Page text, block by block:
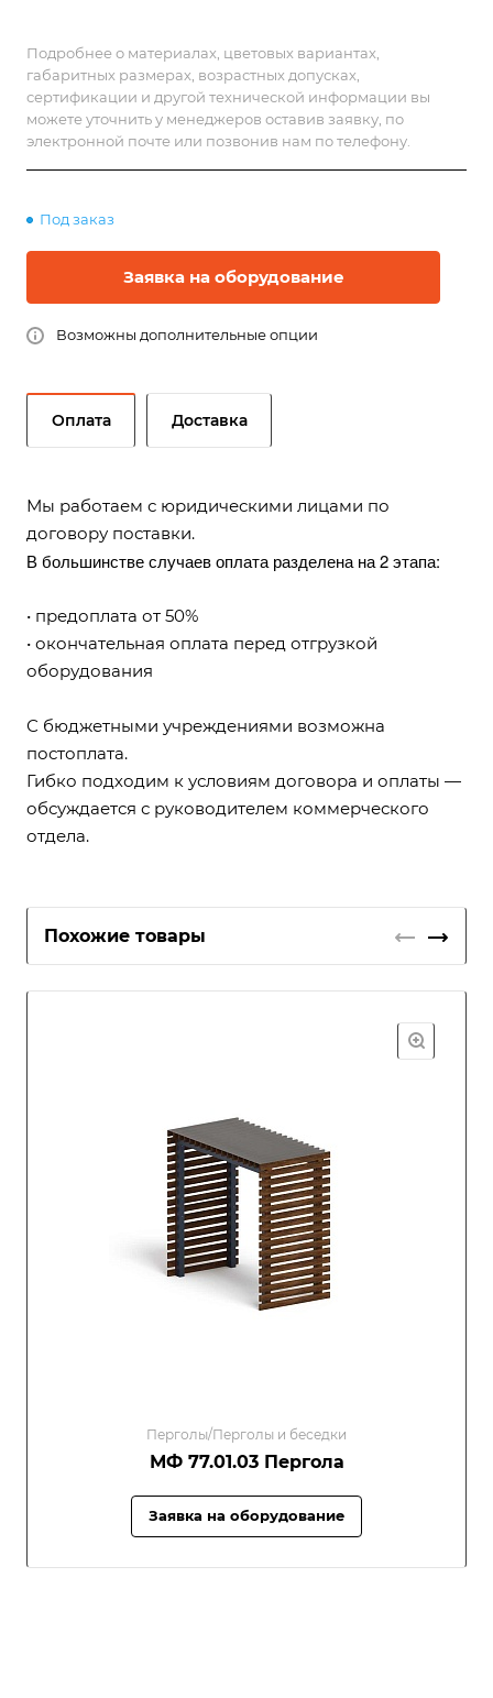
Подробнее о материалах, цветовых вариантах,
габаритных размерах, возрастных допусках,
сертификации и другой технической информации вы
можете уточнить у менеджеров оставив заявку, по
электронной почте или позвонив нам по телефону.
Под заказ
Заявка на оборудование
Возможны дополнительные опции
Оплата Доставка
Мы работаем с юридическими лицами по
договору поставки.
В большинстве случаев оплата разделена на 2 этапа:
• предоплата от 50%
• окончательная оплата перед отгрузкой
оборудования
С бюджетными учреждениями возможна
постоплата.
Гибко подходим к условиям договора и оплаты —
обсуждается с руководителем коммерческого
отдела.
Похожие товары
Перголы/Перголы и беседки
МФ 77.01.03 Пергола
Заявка на оборудование